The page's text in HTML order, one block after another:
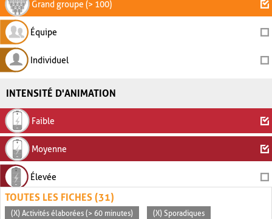
Grand groupe (> 100)
Équipe
Individuel
INTENSITÉ D'ANIMATION
Faible
Moyenne
Élevée
TOUTES LES FICHES (31)
(X) Activités élaborées (> 60 minutes) (X) Sporadiques